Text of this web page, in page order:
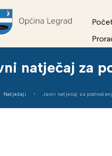
natječaj za
Natječaji Javni natječaj za